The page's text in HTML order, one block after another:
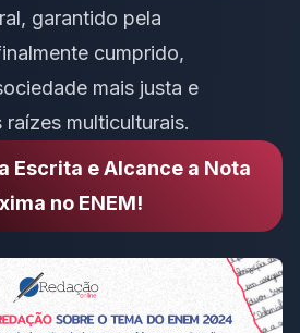
garantido pela
cumprido,
mais justa e
multiculturais.
Escrita e Alcance a Nota
no ENEM!